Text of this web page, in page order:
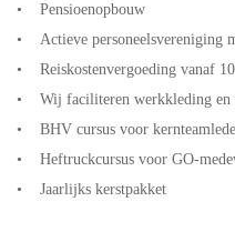
• Pensioenopbouw
• Actieve personeelsvereniging
• Reiskostenvergoeding vanaf
• Wij faciliteren werkkleding en
• BHV cursus voor
• Heftruckcursus voor GO-
• Jaarlijks kerstpakket